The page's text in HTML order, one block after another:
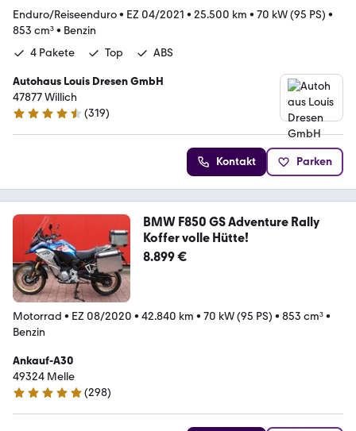
Enduro/Reiseenduro• EZ 04/2021 • 25.500 km • 70 kW (95 PS) •
853 cm³• Benzin
4 Pakete
Top ABS
Autohaus Louis Dresen GmbH
47877 Willich
4.6 Sterne
(319)
Kontakt Parken
BMW F850 GS Adventure Rally
Koffer volle Hütte!
8.899 €
Motorrad • EZ 08/2020 • 42.840 km • 70 kW (95 PS) • 853 cm³•
Benzin
Ankauf-A30
49324 Melle
4.8 Sterne
(298)